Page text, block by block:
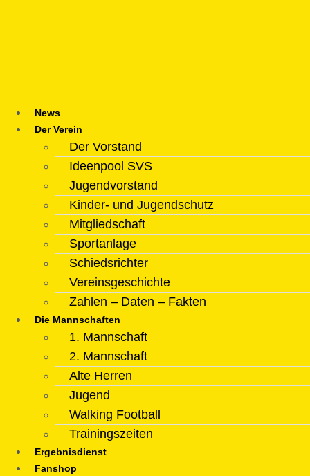
News
Der Verein
Der Vorstand
Ideenpool SVS
Jugendvorstand
Kinder- und Jugendschutz
Mitgliedschaft
Sportanlage
Schiedsrichter
Vereinsgeschichte
Zahlen – Daten – Fakten
Die Mannschaften
1. Mannschaft
2. Mannschaft
Alte Herren
Jugend
Walking Football
Trainingszeiten
Ergebnisdienst
Fanshop